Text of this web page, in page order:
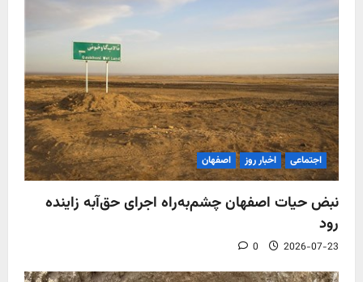
اجتماعی اخبار روز اصفهان
نبض حیات اصفهان چشم‌به‌راه اجرای حق‌آبه زاینده
رود
2026-07-23
0